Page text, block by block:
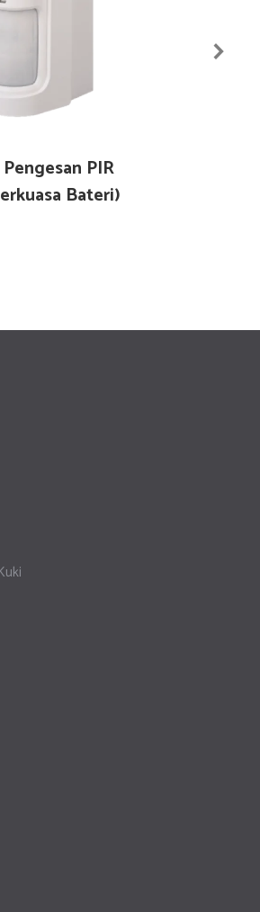
PIR
Bateri)